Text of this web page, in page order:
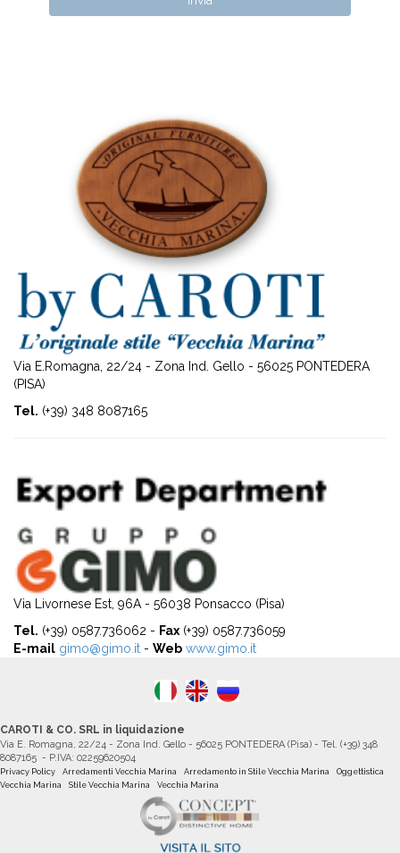
Via E.Romagna, 22/24 - Zona Ind. Gello - 56025 PONTEDERA
(PISA)
Tel. (+39) 348 8087165
Via Livornese Est, 96A - 56038 Ponsacco (Pisa)
Tel. (+39) 0587.736062 - Fax(+39) 0587.736059
E-mail gimo@gimo.it - Web www.gimo.it
CAROTI & CO. SRL in liquidazione
Via E. Romagna, 22/24 - Zona Ind. Gello - 56025 PONTEDERA (Pisa) - Tel. (+39) 348
8087165 - P.IVA: 02259620504
Privacy Policy Arredamenti Vecchia Marina Arredamento in Stile Vecchia Marina
Oggettistica
Vecchia Marina
Stile Vecchia Marina Vecchia Marina